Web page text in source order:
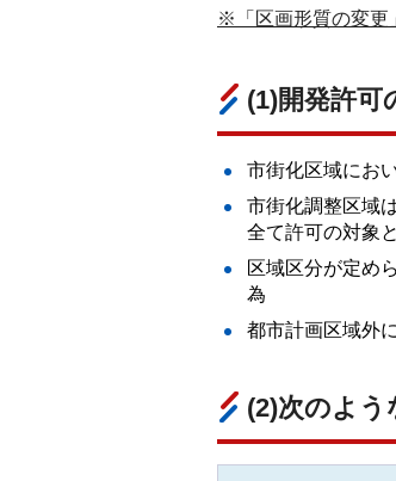
※「区画形質の変更
(1)開発許可
市街化区域にお
市街化調整区域
全て許可の対象
区域区分が定め
為
都市計画区域外
(2)次のよう